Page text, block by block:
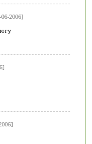
2006]